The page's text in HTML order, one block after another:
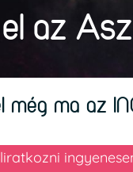
az
még ma az